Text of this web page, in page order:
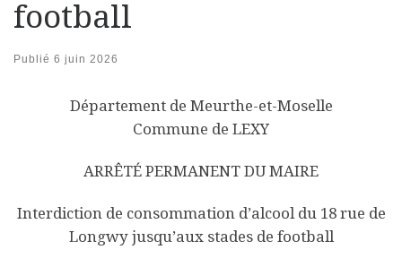
football
Publié 6 juin 2026
Département de Meurthe-et-Moselle
Commune de LEXY
ARRÊTÉ PERMANENT DU MAIRE
Interdiction de consommation d’alcool du 18 rue de
Longwy jusqu’aux stades de football